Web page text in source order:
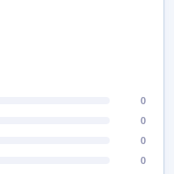
0
0
0
0